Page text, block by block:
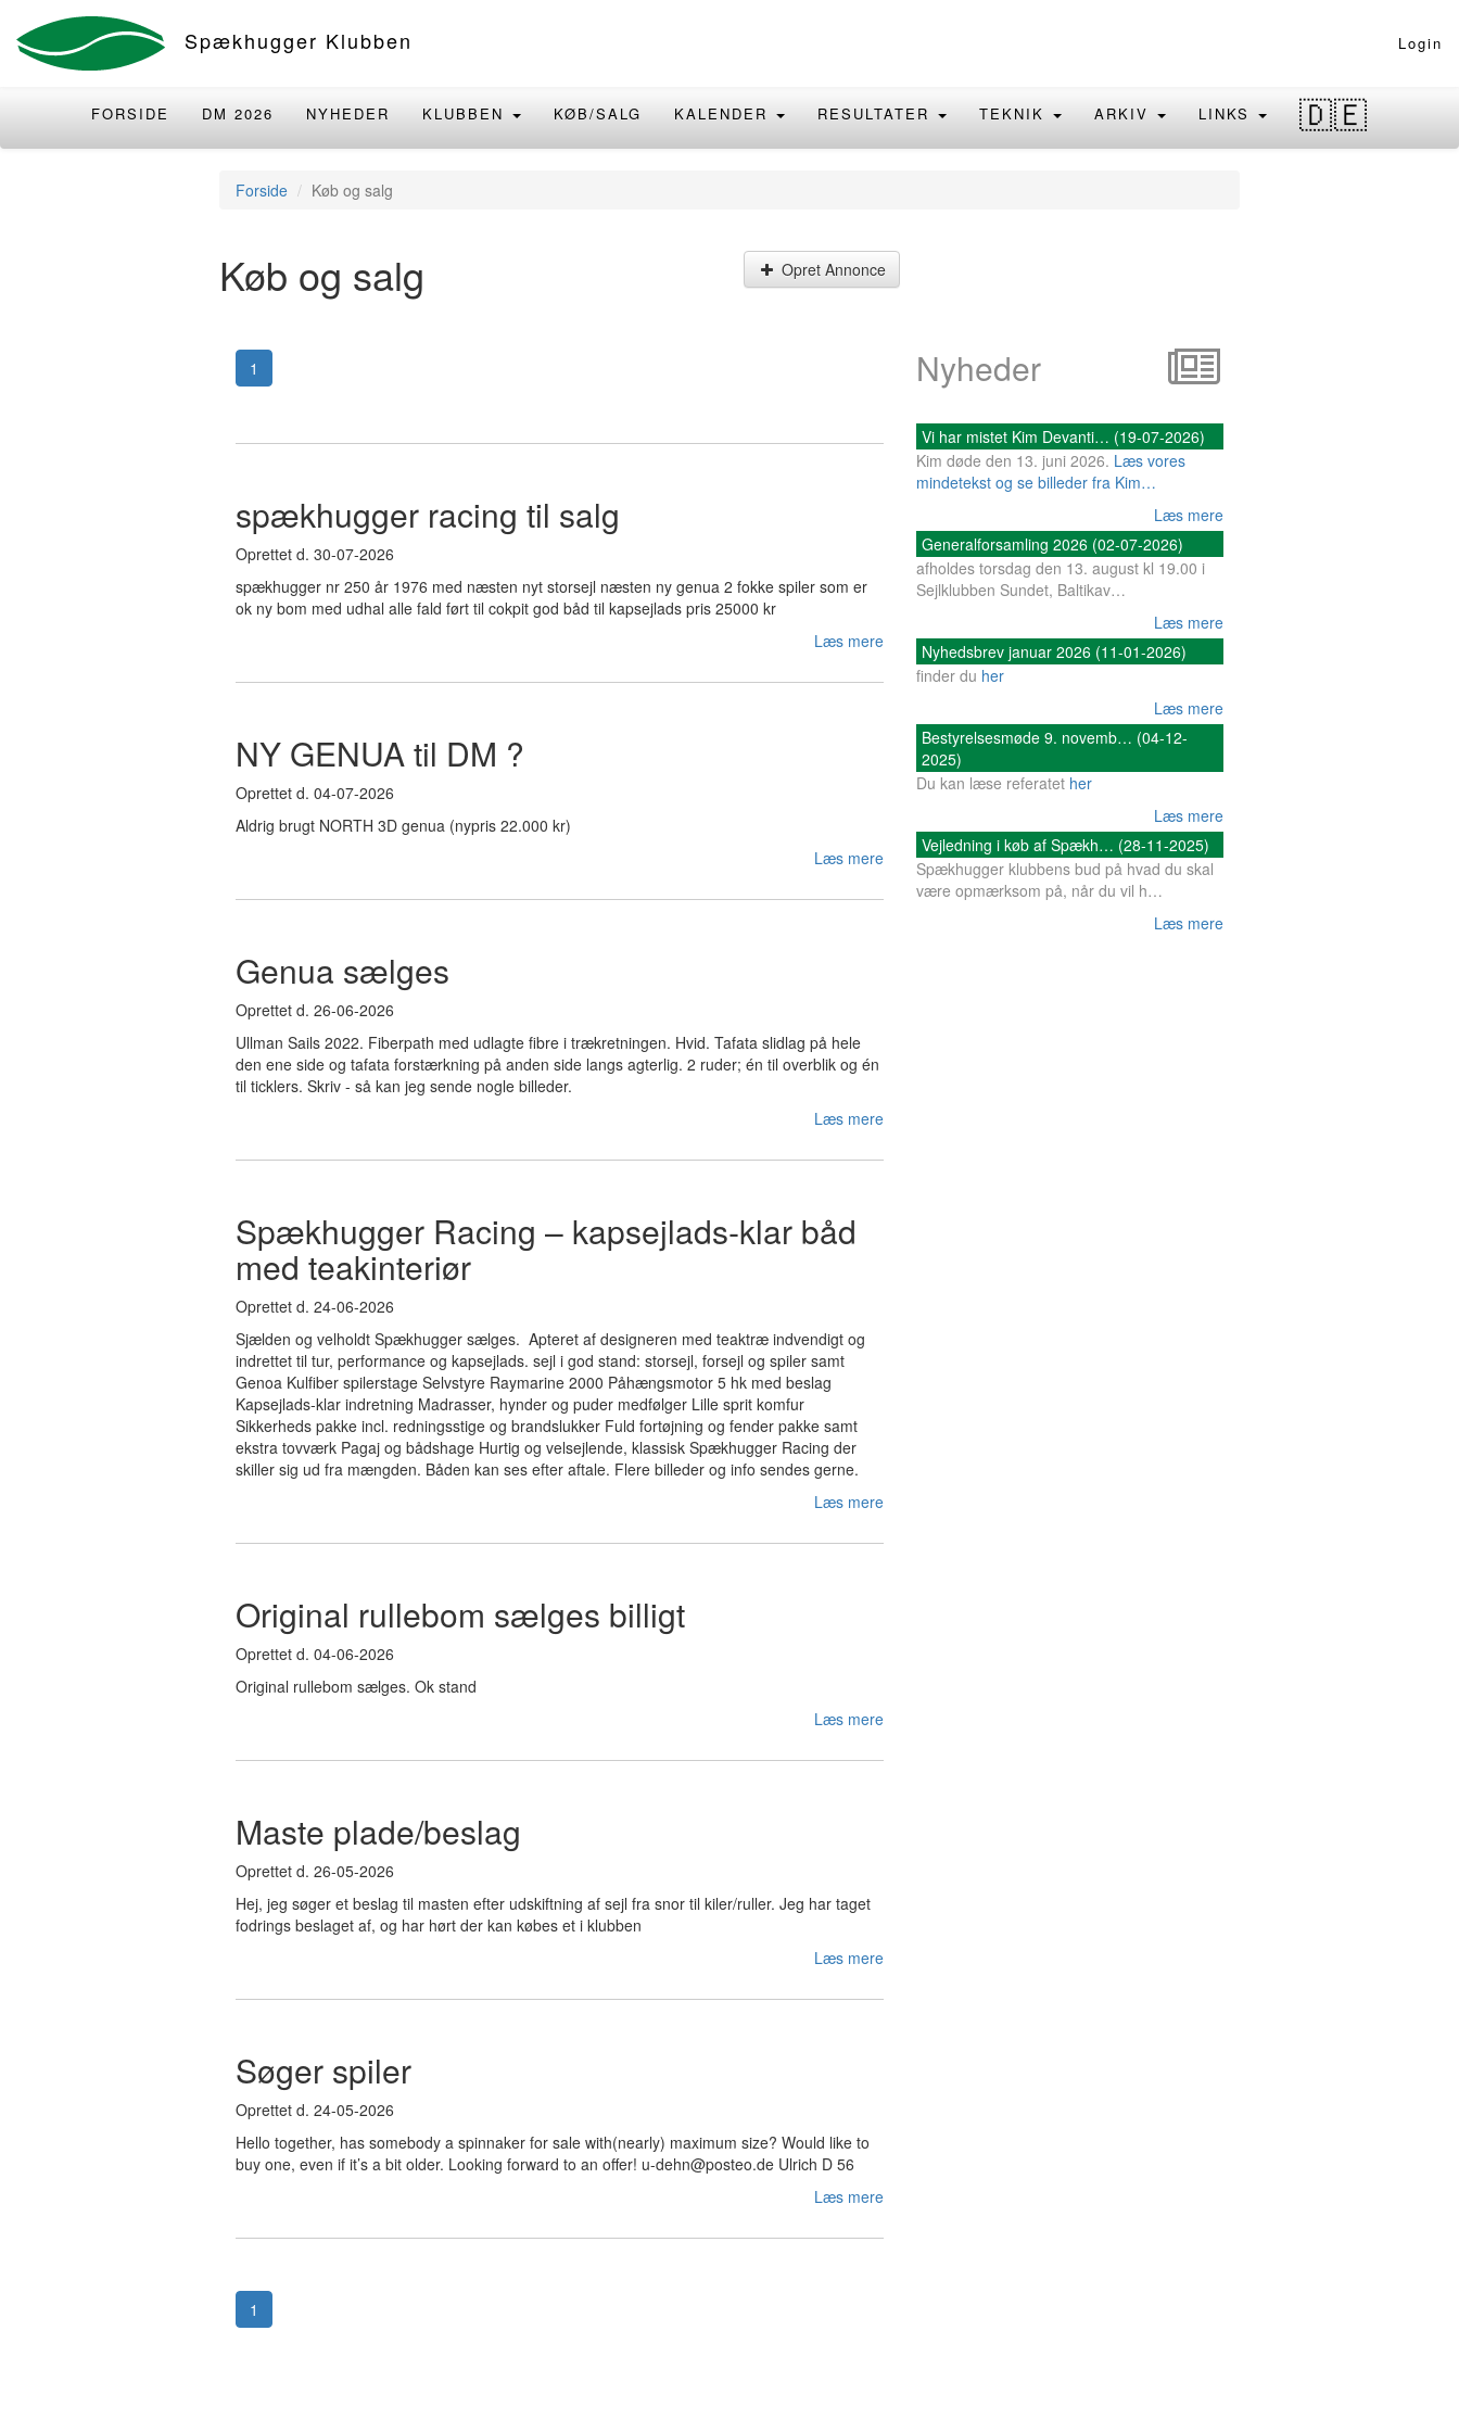
Spækhugger Klubben Login
FORSIDE DM 2026 NYHEDER KLUBBEN KØB/SALG KALENDER RESULTATER TEKNIK ARKIV LINKS 🇩🇪
Forside Køb og salg
Køb og salg Opret Annonce
1
spækhugger racing til salg
Oprettet d. 30-07-2026
spækhugger nr 250 år 1976 med næsten nyt storsejl næsten ny genua 2 fokke spiler som er
ok ny bom med udhal alle fald ført til cokpit god båd til kapsejlads pris 25000 kr
Læs mere
NY GENUA til DM ?
Oprettet d. 04-07-2026
Aldrig brugt NORTH 3D genua (nypris 22.000 kr)
Læs mere
Genua sælges
Oprettet d. 26-06-2026
Ullman Sails 2022. Fiberpath med udlagte fibre i trækretningen. Hvid. Tafata slidlag på hele
den ene side og tafata forstærkning på anden side langs agterlig. 2 ruder; én til overblik og én
til ticklers. Skriv - så kan jeg sende nogle billeder.
Læs mere
Spækhugger Racing – kapsejlads‑klar båd
med teakinteriør
Oprettet d. 24-06-2026
Sjælden og velholdt Spækhugger sælges. Apteret af designeren med teaktræ indvendigt og
indrettet til tur, performance og kapsejlads. sejl i god stand: storsejl, forsejl og spiler samt
Genoa Kulfiber spilerstage Selvstyre Raymarine 2000 Påhængsmotor 5 hk med beslag
Kapsejlads‑klar indretning Madrasser, hynder og puder medfølger Lille sprit komfur
Sikkerheds pakke incl. redningsstige og brandslukker Fuld fortøjning og fender pakke samt
ekstra tovværk Pagaj og bådshage Hurtig og velsejlende, klassisk Spækhugger Racing der
skiller sig ud fra mængden. Båden kan ses efter aftale. Flere billeder og info sendes gerne.
Læs mere
Original rullebom sælges billigt
Oprettet d. 04-06-2026
Original rullebom sælges. Ok stand
Læs mere
Maste plade/beslag
Oprettet d. 26-05-2026
Hej, jeg søger et beslag til masten efter udskiftning af sejl fra snor til kiler/ruller. Jeg har taget
fodrings beslaget af, og har hørt der kan købes et i klubben
Læs mere
Søger spiler
Oprettet d. 24-05-2026
Hello together, has somebody a spinnaker for sale with(nearly) maximum size? Would like to
buy one, even if it’s a bit older. Looking forward to an offer! u-dehn@posteo.de Ulrich D 56
Læs mere
1
Nyheder
Vi har mistet Kim Devanti… (19-07-2026)
Kim døde den 13. juni 2026. Læs vores
mindetekst og se billeder fra Kim…
Læs mere
Generalforsamling 2026 (02-07-2026)
afholdes torsdag den 13. august kl 19.00 i
Sejlklubben Sundet, Baltikav…
Læs mere
Nyhedsbrev januar 2026 (11-01-2026)
finder du her
Læs mere
Bestyrelsesmøde 9. novemb… (04-12-
2025)
Du kan læse referatet her
Læs mere
Vejledning i køb af Spækh… (28-11-2025)
Spækhugger klubbens bud på hvad du skal
være opmærksom på, når du vil h…
Læs mere